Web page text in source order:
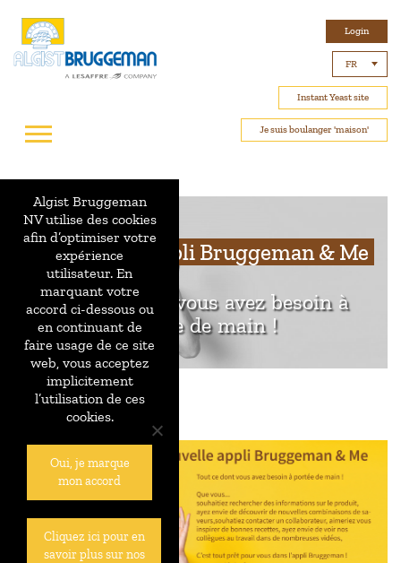
Login
FR
Instant Yeast site
Je suis boulanger 'maison'
La nouvelle appli Bruggeman & Me
Tout ce dont vous avez besoin à
portée de main !
Algist Bruggeman
NV utilise des cookies
afin d’optimiser votre
expérience
utilisateur. En
marquant votre
accord ci-dessous ou
en continuant de
faire usage de ce site
web, vous acceptez
implicitement
l’utilisation de ces
cookies.
Oui, je marque
mon accord
Cliquez ici pour en
savoir plus sur nos